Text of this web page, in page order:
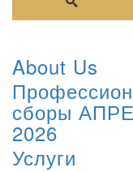
About Us
сборы
2026
Услуги